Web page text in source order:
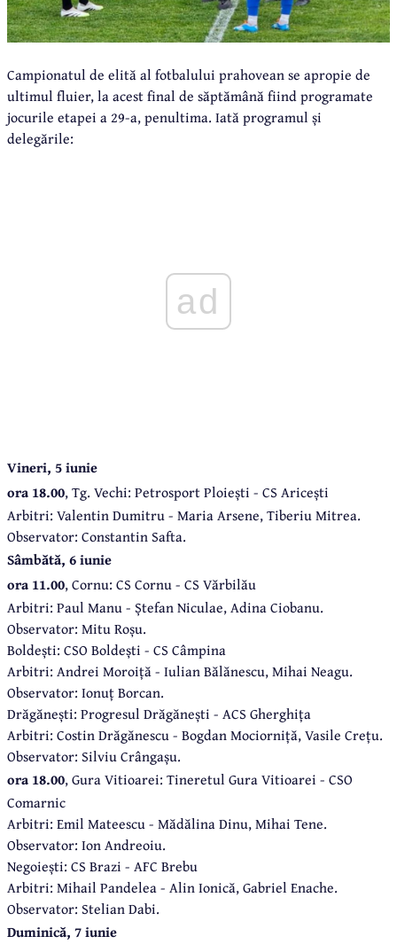
Campionatul de elită al fotbalului prahovean se apropie de
ultimul fluier, la acest final de săptămână fiind programate
jocurile etapei a 29-a, penultima. Iată programul și
delegările:
ad
Vineri, 5 iunie
ora 18.00, Tg. Vechi: Petrosport Ploiești - CS Aricești
Arbitri: Valentin Dumitru - Maria Arsene, Tiberiu Mitrea.
Observator: Constantin Safta.
Sâmbătă, 6 iunie
ora 11.00, Cornu: CS Cornu - CS Vărbilău
Arbitri: Paul Manu - Ștefan Niculae, Adina Ciobanu.
Observator: Mitu Roșu.
Boldești: CSO Boldești - CS Câmpina
Arbitri: Andrei Moroiță - Iulian Bălănescu, Mihai Neagu.
Observator: Ionuț Borcan.
Drăgănești: Progresul Drăgănești - ACS Gherghița
Arbitri: Costin Drăgănescu - Bogdan Mociorniță, Vasile Crețu.
Observator: Silviu Crângașu.
ora 18.00, Gura Vitioarei: Tineretul Gura Vitioarei - CSO
Comarnic
Arbitri: Emil Mateescu - Mădălina Dinu, Mihai Tene.
Observator: Ion Andreoiu.
Negoiești: CS Brazi - AFC Brebu
Arbitri: Mihail Pandelea - Alin Ionică, Gabriel Enache.
Observator: Stelian Dabi.
Duminică, 7 iunie